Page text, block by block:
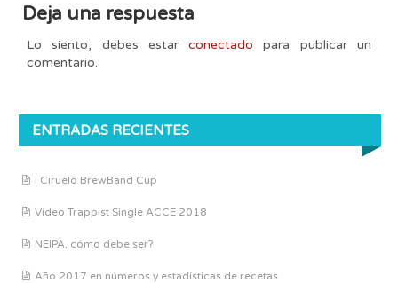
Deja una respuesta
Lo siento, debes estarconectado para publicar un
comentario.
ENTRADAS RECIENTES
I Ciruelo BrewBand Cup
Vídeo Trappist Single ACCE 2018
NEIPA, cómo debe ser?
Año 2017 en números y estadísticas de recetas